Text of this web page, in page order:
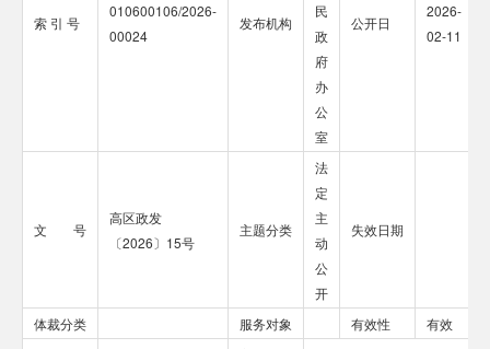
索 引 号
010600106/2026-
00024
发布机构
民
政
府
办
公
室
公开日
2026-
02-11
文 号
高区政发
〔2026〕15号
主题分类
法
定
主
动
公
开
失效日期
体裁分类 服务对象 有效性
有效